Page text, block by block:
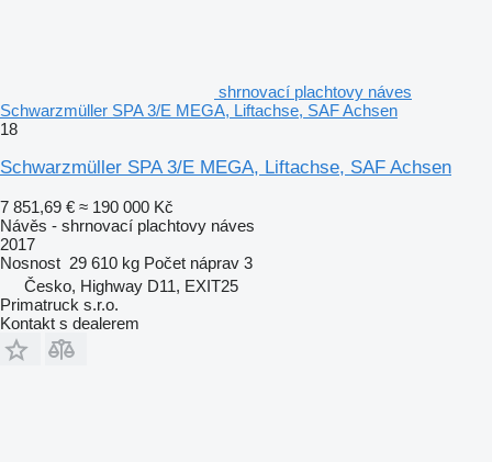
shrnovací plachtovy náves
Schwarzmüller SPA 3/E MEGA, Liftachse, SAF Achsen
18
Schwarzmüller SPA 3/E MEGA, Liftachse, SAF Achsen
7 851,69 € ≈ 190 000 Kč
Návěs - shrnovací plachtovy náves
2017
Nosnost 29 610 kg Počet náprav 3
Česko, Highway D11, EXIT25
Primatruck s.r.o.
Kontakt s dealerem